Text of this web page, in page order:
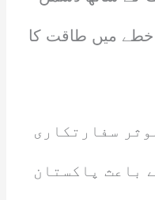
خطے میں طاقت کا
سفارتکاری
باعث پاکستان